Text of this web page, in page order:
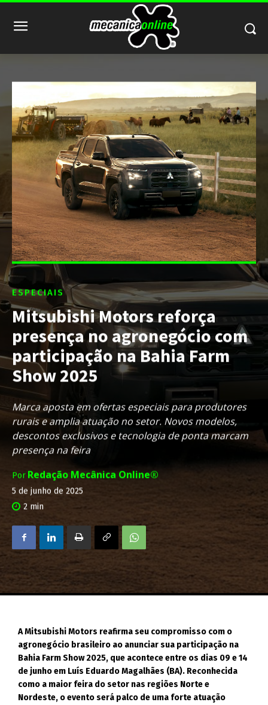
ESPECIAIS
Mitsubishi Motors reforça
presença no agronegócio com
participação na Bahia Farm
Show 2025
Marca aposta em ofertas especiais para produtores
rurais e amplia atuação no setor. Novos modelos,
descontos exclusivos e tecnologia de ponta marcam
presença na feira
Por Redação Mecânica Online®
5 de junho de 2025
2 min
A Mitsubishi Motors reafirma seu compromisso com o
agronegócio brasileiro ao anunciar sua participação na
Bahia Farm Show 2025, que acontece entre os dias 09 e 14
de junho em Luís Eduardo Magalhães (BA). Reconhecida
como a maior feira do setor nas regiões Norte e
Nordeste, o evento será palco de uma forte atuação